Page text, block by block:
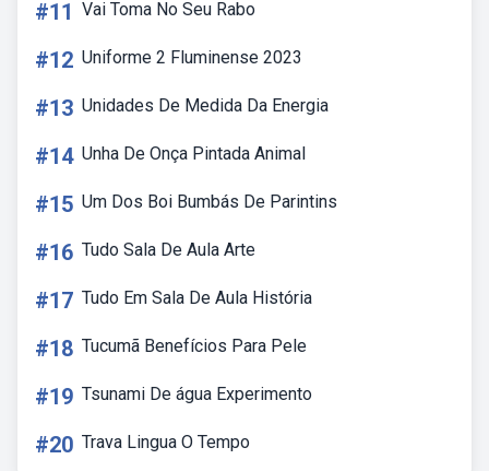
#11 Vai Toma No Seu Rabo
#12 Uniforme 2 Fluminense 2023
#13 Unidades De Medida Da Energia
#14 Unha De Onça Pintada Animal
#15 Um Dos Boi Bumbás De Parintins
#16 Tudo Sala De Aula Arte
#17 Tudo Em Sala De Aula História
#18 Tucumã Benefícios Para Pele
#19 Tsunami De água Experimento
#20 Trava Lingua O Tempo